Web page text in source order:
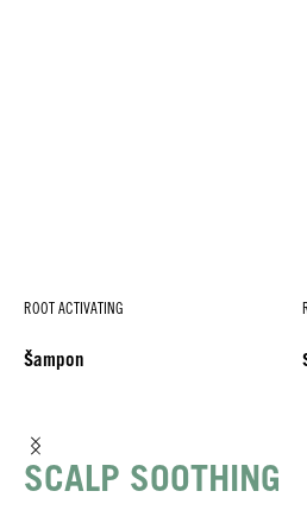
ROOT ACTIVATING
Šampon
SCALP SOOTHING